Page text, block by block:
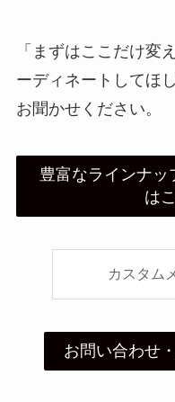
「まずはここだけ変
ーディネートしてほ
お聞かせください。
豊富なラインナッ
は
カスタム
お問い合わせ